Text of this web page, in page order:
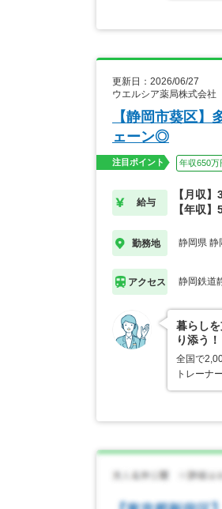
更新日：2026/06/27
ウエルシア薬局株式会
【静岡市葵区
ェーン◎
注目ポイント 年収650万
給与
【月収
【年収
勤務地 静岡県 静
アクセス 静岡鉄道
暮らし
り添う！
全国で
トレーナ